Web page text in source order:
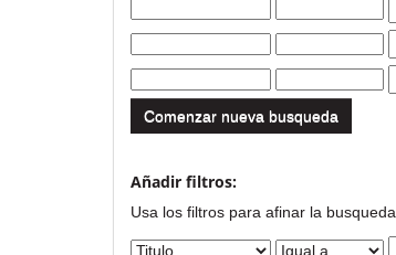
Comenzar nueva busqueda
Añadir filtros:
Usa los filtros para afinar la busqueda.